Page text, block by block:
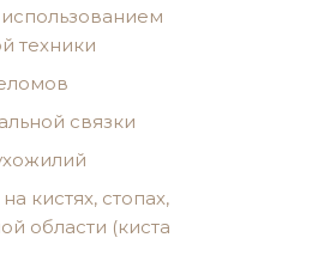
техники
связки
кистях, стопах,
области (киста